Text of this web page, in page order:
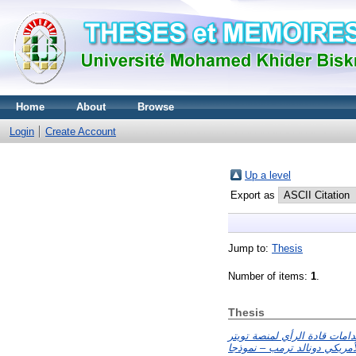
Home About Browse
Login Create Account
Up a level
Export as
Jump to: Thesis
Number of items: 1.
Thesis
قادة الرأي لمنصة تويتر